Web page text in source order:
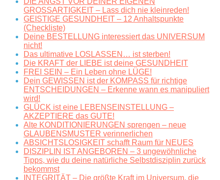
GROSSARTIGKEIT – Lass dich nie kleinreden!
GEISTIGE GESUNDHEIT – 12 Anhaltspunkte
(Checkliste)
Deine BESTELLUNG interessiert das UNIVERSUM
nicht!
Das ultimative LOSLASSEN… ist sterben!
Die KRAFT der LIEBE ist deine GESUNDHEIT
FREI SEIN – Ein Leben ohne LÜGE!
Dein GEWISSEN ist der KOMPASS für richtige
ENTSCHEIDUNGEN – Erkenne wann es manipuliert
wird!
GLÜCK ist eine LEBENSEINSTELLUNG –
AKZEPTIERE das GUTE!
Alte KONDITIONIERUNGEN sprengen – neue
GLAUBENSMUSTER verinnerlichen
ABSICHTSLOSIGKEIT schafft Raum für NEUES
DISZIPLIN IST ANGEBOREN – 3 ungewöhnliche
Tipps, wie du deine natürliche Selbstdisziplin zurück
bekommst
INTEGRITÄT – Die größte Kraft im Universum, die